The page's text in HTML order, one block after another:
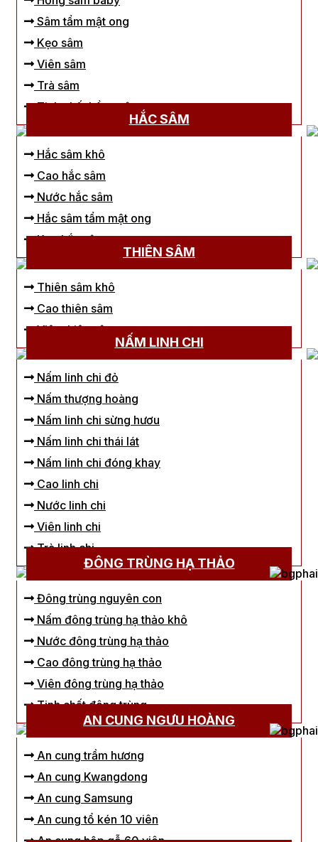
Sâm tẩm mật ong
Kẹo sâm
Viên sâm
Trà sâm
Tinh chất hồng sâm
HẮC SÂM
Hắc sâm khô
Cao hắc sâm
Nước hắc sâm
Hắc sâm tẩm mật ong
Kẹo hắc sâm
THIÊN SÂM
Thiên sâm khô
Cao thiên sâm
Viên thiên sâm
NẤM LINH CHI
Nấm linh chi đỏ
Nấm thượng hoàng
Nấm linh chi sừng hươu
Nấm linh chi thái lát
Nấm linh chi đóng khay
Cao linh chi
Nước linh chi
Viên linh chi
Trà linh chi
ĐÔNG TRÙNG HẠ THẢO
Đông trùng nguyên con
Nấm đông trùng hạ thảo khô
Nước đông trùng hạ thảo
Cao đông trùng hạ thảo
Viên đông trùng hạ thảo
Tinh chất đông trùng
AN CUNG NGƯU HOÀNG
An cung trầm hương
An cung Kwangdong
An cung Samsung
An cung tổ kén 10 viên